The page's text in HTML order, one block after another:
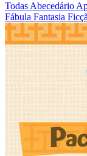
TodasAbecedário
Fábula Fantasia